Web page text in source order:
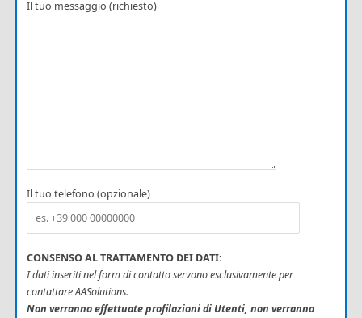
Il tuo messaggio (richiesto)
Il tuo telefono (opzionale)
CONSENSO AL TRATTAMENTO DEI DATI:
I dati inseriti nel form di contatto servono esclusivamente per
contattare AASolutions.
Non verranno effettuate profilazioni di Utenti, non verranno